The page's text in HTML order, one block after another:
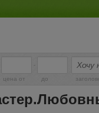
-
цена от до